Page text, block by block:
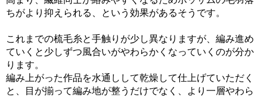
ちがより抑えられる、という効果があるそうです。
これまでの梳毛糸と手触りが少し異なりますが、編み進め
ていくと少しずつ風合いがやわらかくなっていくのが分か
ります。
編み上がった作品を水通しして乾燥して仕上げていただく
と、目が揃って編み地が整うだけでなく、より一層やわら